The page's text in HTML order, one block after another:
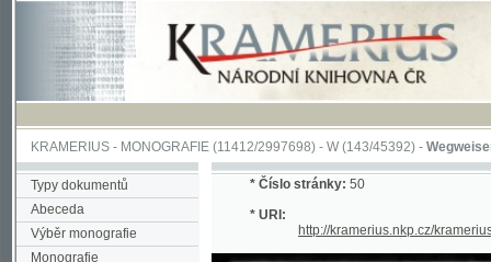
KRAMERIUS-MONOGRAFIE(11412/2997698) -W (143/45392)-Wegweiser durch
Typy dokumentů
Abeceda
Výběr monografie
Monografie
Stránka
http://kramerius.nkp.cz/kramerius/